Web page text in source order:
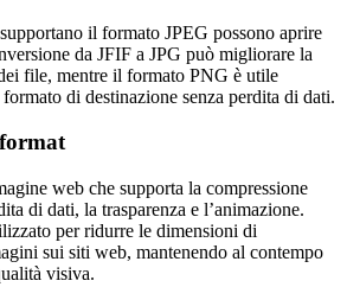
il formato JPEG possono aprire
da JFIF a JPG può migliorare la
file, mentre il formato PNG è utile
di destinazione senza perdita di dati.
web che supporta la compressione
di dati, la trasparenza e l’animazione.
per ridurre le dimensioni di
sui siti web, mantenendo al contempo
visiva.